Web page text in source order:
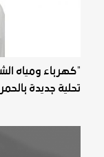
"كهرباء ومياه
تحلية جديدة